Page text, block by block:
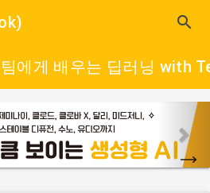
close
search
에게 배우는 딥러닝 with
e
x